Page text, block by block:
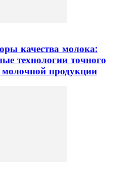
качества молока:
технологии точного
продукции